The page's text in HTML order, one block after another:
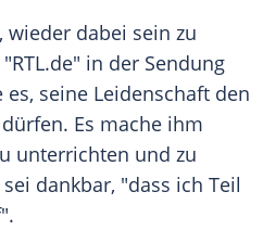
dabei sein zu
in der Sendung
es, seine Leidenschaft den
Es mache ihm
unterrichten und zu
dankbar, "dass ich Teil